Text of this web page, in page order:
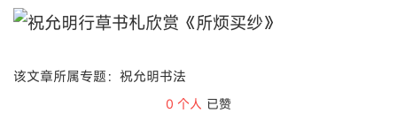
该文章所属专题：祝允明书法
0 个人 已赞